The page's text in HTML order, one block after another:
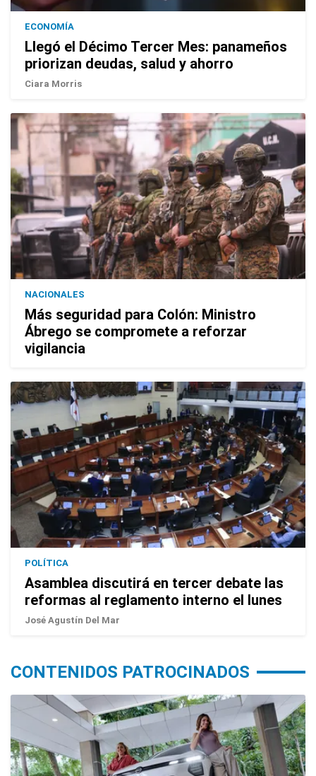
ECONOMÍA
Llegó el Décimo Tercer Mes: panameños
priorizan deudas, salud y ahorro
Ciara Morris
NACIONALES
Más seguridad para Colón: Ministro
Ábrego se compromete a reforzar
vigilancia
POLÍTICA
Asamblea discutirá en tercer debate las
reformas al reglamento interno el lunes
José Agustín Del Mar
CONTENIDOS PATROCINADOS